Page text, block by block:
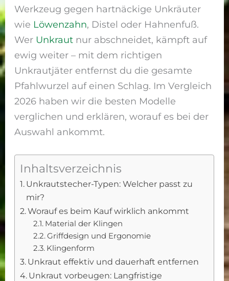
Werkzeug gegen hartnäckige Unkräuter
wie Löwenzahn, Distel oder Hahnenfuß.
Wer Unkraut nur abschneidet, kämpft auf
ewig weiter – mit dem richtigen
Unkrautjäter entfernst du die gesamte
Pfahlwurzel auf einen Schlag. Im Vergleich
2026 haben wir die besten Modelle
verglichen und erklären, worauf es bei der
Auswahl ankommt.
Inhaltsverzeichnis
Unkrautstecher-Typen: Welcher passt zu
mir?
Worauf es beim Kauf wirklich ankommt
Material der Klingen
Griffdesign und Ergonomie
Klingenform
Unkraut effektiv und dauerhaft entfernen
Unkraut vorbeugen: Langfristige